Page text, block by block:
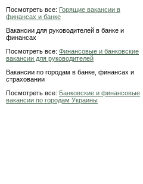
Посмотреть все: Горящие вакансии в
финансах и банке
Вакансии для руководителей в банке и
финансах
Посмотреть все: Финансовые и банковские
вакансии для руководителей
Вакансии по городам в банке, финансах и
страховании
Посмотреть все: Банковские и финансовые
вакансии по городам Украины